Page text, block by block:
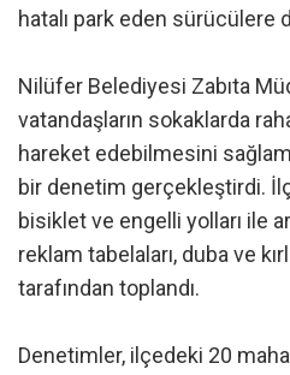
hatalı park eden sürücülere
Nilüfer Belediyesi Zabıta
vatandaşların sokaklarda
hareket edebilmesini
bir denetim gerçekleştirdi.
bisiklet ve engelli yolları ile
reklam tabelaları, duba ve
tarafından toplandı.
Denetimler, ilçedeki 20